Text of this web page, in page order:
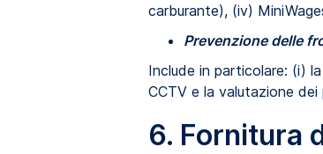
carburante), (iv)
Prevenzione delle
Include in particolare: (i)
CCTV e la valutazione
6. Fornitura